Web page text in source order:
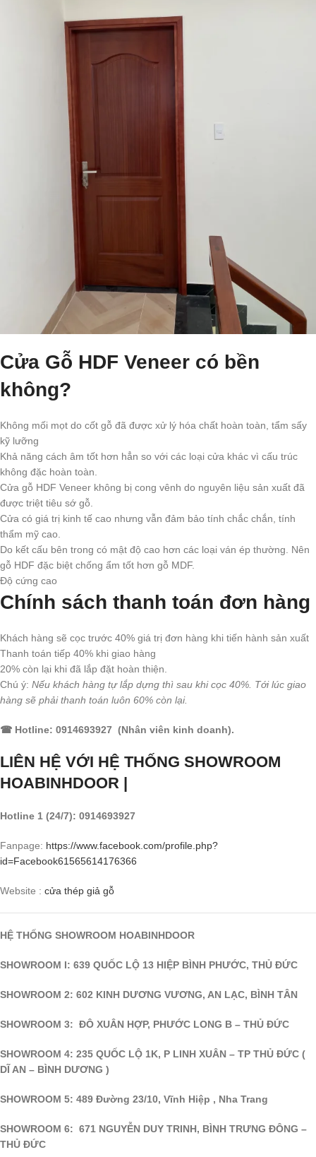
Cửa Gỗ HDF Veneer có bền
không?
Không mối mọt do cốt gỗ đã được xử lý hóa chất hoàn toàn, tẩm sấy
kỹ lưỡng
Khả năng cách âm tốt hơn hẳn so với các loại cửa khác vì cấu trúc
không đặc hoàn toàn.
Cửa gỗ HDF Veneer không bị cong vênh do nguyên liệu sản xuất đã
được triệt tiêu sớ gỗ.
Cửa có giá trị kinh tế cao nhưng vẫn đảm bảo tính chắc chắn, tính
thẩm mỹ cao.
Do kết cấu bên trong có mật độ cao hơn các loại ván ép thường. Nên
gỗ HDF đặc biệt chống ẩm tốt hơn gỗ MDF.
Độ cứng cao
Chính sách thanh toán đơn hàng
Khách hàng sẽ cọc trước 40% giá trị đơn hàng khi tiến hành sản xuất
Thanh toán tiếp 40% khi giao hàng
20% còn lại khi đã lắp đặt hoàn thiện.
Chú ý: Nếu khách hàng tự lắp dựng thì sau khi cọc 40%. Tới lúc giao
hàng sẽ phải thanh toán luôn 60% còn lại.
☎ Hotline: 0914693927 (Nhân viên kinh doanh).
LIÊN HỆ VỚI HỆ THỐNG SHOWROOM
HOABINHDOOR |
Hotline 1 (24/7): 0914693927
Fanpage: https://www.facebook.com/profile.php?
id=Facebook61565614176366
Website : cửa thép giả gỗ
HỆ THỐNG SHOWROOM HOABINHDOOR
SHOWROOM I: 639 QUỐC LỘ 13 HIỆP BÌNH PHƯỚC, THỦ ĐỨC
SHOWROOM 2: 602 KINH DƯƠNG VƯƠNG, AN LẠC, BÌNH TÂN
SHOWROOM 3: ĐÔ XUÂN HỢP, PHƯỚC LONG B – THỦ ĐỨC
SHOWROOM 4: 235 QUỐC LỘ 1K, P LINH XUÂN – TP THỦ ĐỨC (
DĨ AN – BÌNH DƯƠNG )
SHOWROOM 5: 489 Đường 23/10, Vĩnh Hiệp , Nha Trang
SHOWROOM 6: 671 NGUYỄN DUY TRINH, BÌNH TRƯNG ĐÔNG –
THỦ ĐỨC